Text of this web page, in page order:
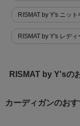
RISMAT by Y's ニッ
RISMAT by Y's レデ
RISMAT by Y'sの
カーディガンのお